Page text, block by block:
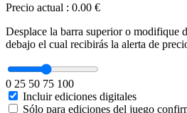
Precio actual : 0.00 €
Desplace la barra superior o modifique
debajo el cual recibirás la alerta de
0 25 50 75 100
Incluir ediciones digitales
Sólo para ediciones del juego